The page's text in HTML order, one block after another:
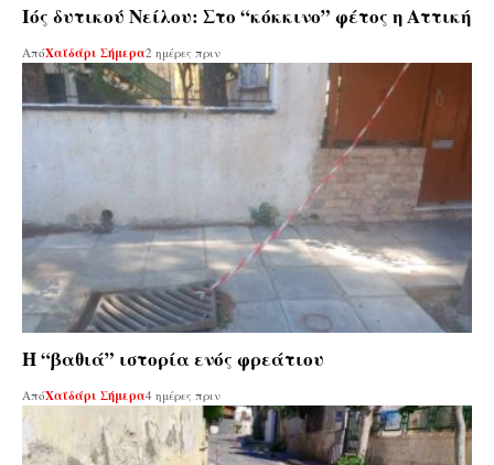
Ιός δυτικού Νείλου: Στο “κόκκινο” φέτος η Αττική
ΑπόΧαϊδάρι Σήμερα2 ημέρες πριν
Η “βαθιά” ιστορία ενός φρεάτιου
ΑπόΧαϊδάρι Σήμερα4 ημέρες πριν